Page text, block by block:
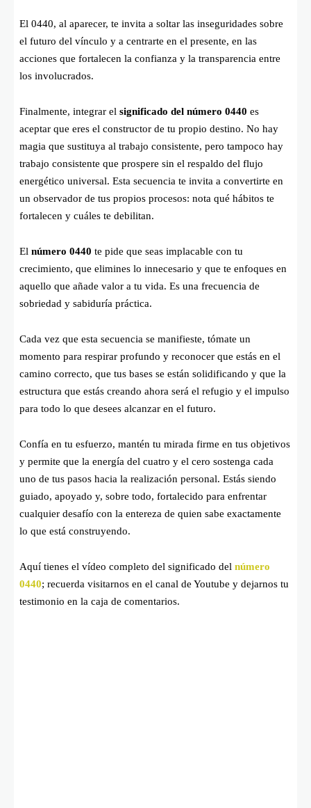
El 0440, al aparecer, te invita a soltar las inseguridades sobre
el futuro del vínculo y a centrarte en el presente, en las
acciones que fortalecen la confianza y la transparencia entre
los involucrados.
Finalmente, integrar el significado del número 0440 es
aceptar que eres el constructor de tu propio destino. No hay
magia que sustituya al trabajo consistente, pero tampoco hay
trabajo consistente que prospere sin el respaldo del flujo
energético universal. Esta secuencia te invita a convertirte en
un observador de tus propios procesos: nota qué hábitos te
fortalecen y cuáles te debilitan.
El número 0440 te pide que seas implacable con tu
crecimiento, que elimines lo innecesario y que te enfoques en
aquello que añade valor a tu vida. Es una frecuencia de
sobriedad y sabiduría práctica.
Cada vez que esta secuencia se manifieste, tómate un
momento para respirar profundo y reconocer que estás en el
camino correcto, que tus bases se están solidificando y que la
estructura que estás creando ahora será el refugio y el impulso
para todo lo que desees alcanzar en el futuro.
Confía en tu esfuerzo, mantén tu mirada firme en tus objetivos
y permite que la energía del cuatro y el cero sostenga cada
uno de tus pasos hacia la realización personal. Estás siendo
guiado, apoyado y, sobre todo, fortalecido para enfrentar
cualquier desafío con la entereza de quien sabe exactamente
lo que está construyendo.
Aquí tienes el vídeo completo del significado del número
0440; recuerda visitarnos en el canal de Youtube y dejarnos tu
testimonio en la caja de comentarios.